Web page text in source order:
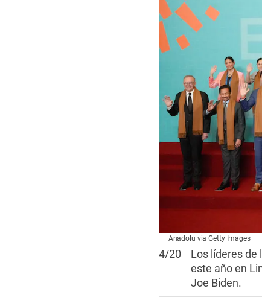
Anadolu via Getty Images
4/20
Los líderes de
este año en
Joe Biden.